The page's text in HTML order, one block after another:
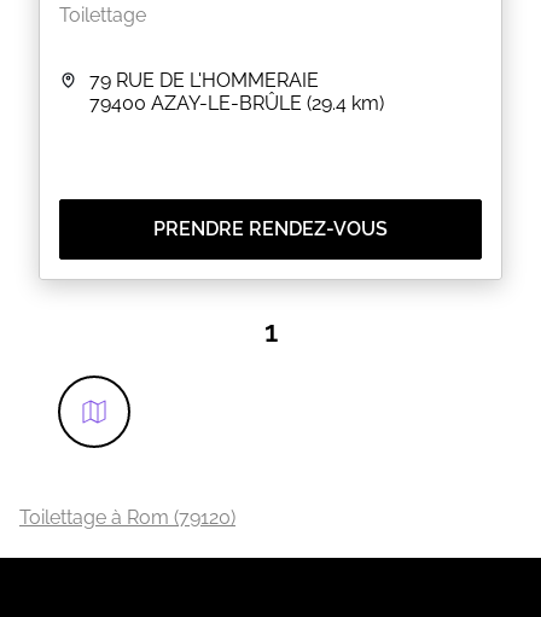
Toilettage
79 RUE DE L'HOMMERAIE
79400 AZAY-LE-BRÛLE (29.4 km)
PRENDRE RENDEZ-VOUS
1
Toilettage à Rom (79120)